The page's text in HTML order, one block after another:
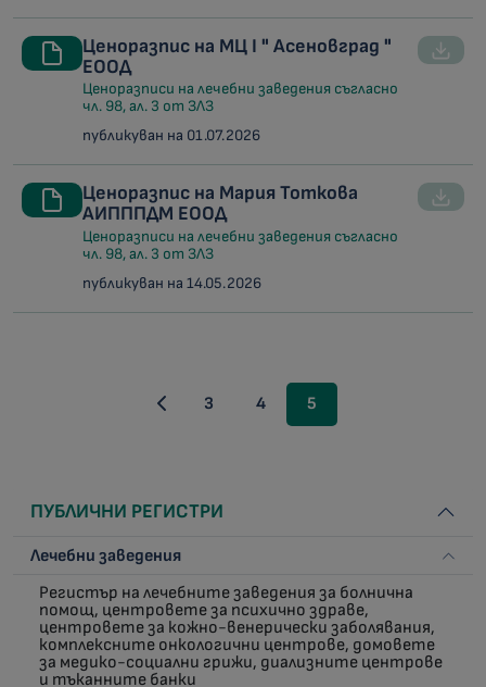
Ценоразпис на МЦ I " Асеновград "
ЕООД
Ценоразписи на лечебни заведения съгласно
чл. 98, ал. 3 от ЗЛЗ
публикуван на 01.07.2026
Ценоразпис на Мария Тоткова
АИПППДМ ЕООД
Ценоразписи на лечебни заведения съгласно
чл. 98, ал. 3 от ЗЛЗ
публикуван на 14.05.2026
3 4 5
ПУБЛИЧНИ РЕГИСТРИ
Лечебни заведения
Регистър на лечебните заведения за болнична
помощ, центровете за психично здраве,
центровете за кожно-венерически заболявания,
комплексните онкологични центрове, домовете
за медико-социални грижи, диализните центрове
и тъканните банки